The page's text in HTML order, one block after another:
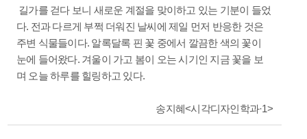
길가를 걷다 보니 새로운 계절을 맞이하고 있는 기분이 들었
다. 전과 다르게 부쩍 더워진 날씨에 제일 먼저 반응한 것은
주변 식물들이다. 알록달록 핀 꽃 중에서 깔끔한 색의 꽃이
눈에 들어왔다. 겨울이 가고 봄이 오는 시기인 지금 꽃을 보
며 오늘 하루를 힐링하고 있다.
송지혜<시각디자인학과·1>